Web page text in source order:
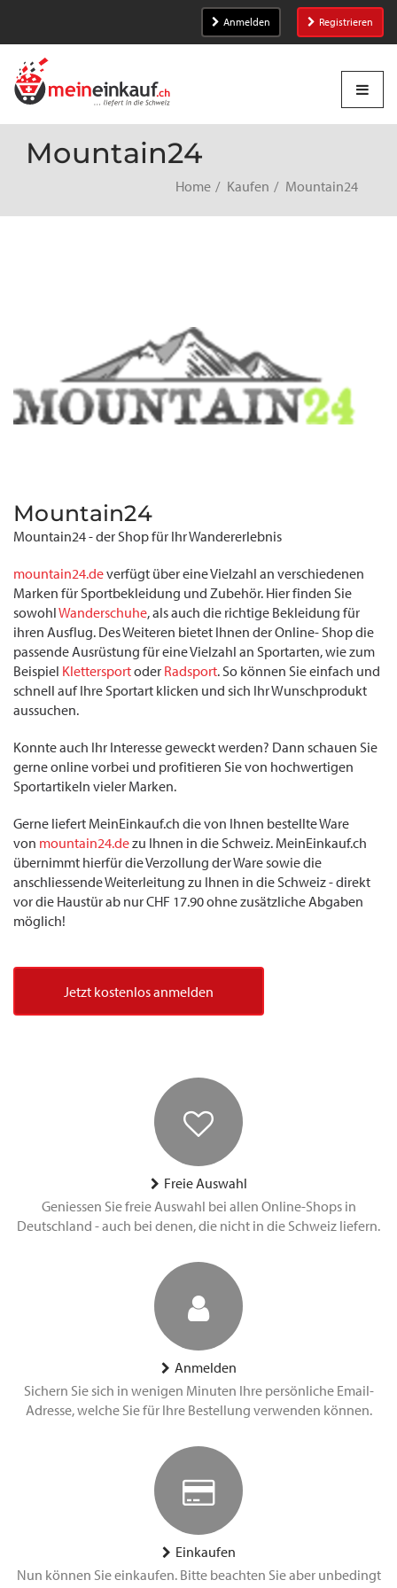
Anmelden Registrieren
Mountain24
Home Kaufen Mountain24
Mountain24
Mountain24 - der Shop für Ihr Wandererlebnis
mountain24.deverfügt über eine Vielzahl an verschiedenen
Marken für Sportbekleidung und Zubehör. Hier finden Sie
sowohlWanderschuhe, als auch die richtige Bekleidung für
ihren Ausflug. Des Weiteren bietet Ihnen der Online- Shop die
passende Ausrüstung für eine Vielzahl an Sportarten, wie zum
Beispiel Klettersportoder Radsport. So können Sie einfach und
schnell auf Ihre Sportart klicken und sich Ihr Wunschprodukt
aussuchen.
Konnte auch Ihr Interesse geweckt werden? Dann schauen Sie
gerne online vorbei und profitieren Sie von hochwertigen
Sportartikeln vieler Marken.
Gerne liefert MeinEinkauf.ch die von Ihnen bestellte Ware
von mountain24.dezu Ihnen in die Schweiz. MeinEinkauf.ch
übernimmt hierfür die Verzollung der Ware sowie die
anschliessende Weiterleitung zu Ihnen in die Schweiz - direkt
vor die Haustür ab nur CHF 17.90 ohne zusätzliche Abgaben
möglich!
Jetzt kostenlos anmelden
Freie Auswahl
Geniessen Sie freie Auswahl bei allen Online-Shops in
Deutschland - auch bei denen, die nicht in die Schweiz liefern.
Anmelden
Sichern Sie sich in wenigen Minuten Ihre persönliche Email-
Adresse, welche Sie für Ihre Bestellung verwenden können.
Einkaufen
Nun können Sie einkaufen. Bitte beachten Sie aber unbedingt